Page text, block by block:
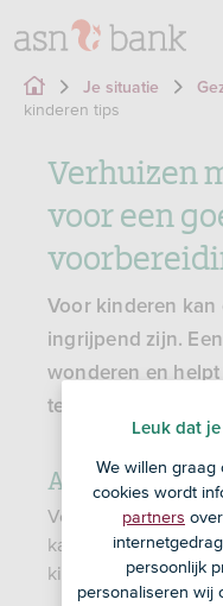
Je situatie
kinderen tips
Verhuizen
voor een
Voor kinderen
ingrijpend zijn.
wonderen en
te laten voelen.
Alles
Verhuizen betekent
kan ook een andere
kinderdagverblijf of
Leuk dat
We willen graag
cookies wordt
partners
persoonlijk
personaliseren wij